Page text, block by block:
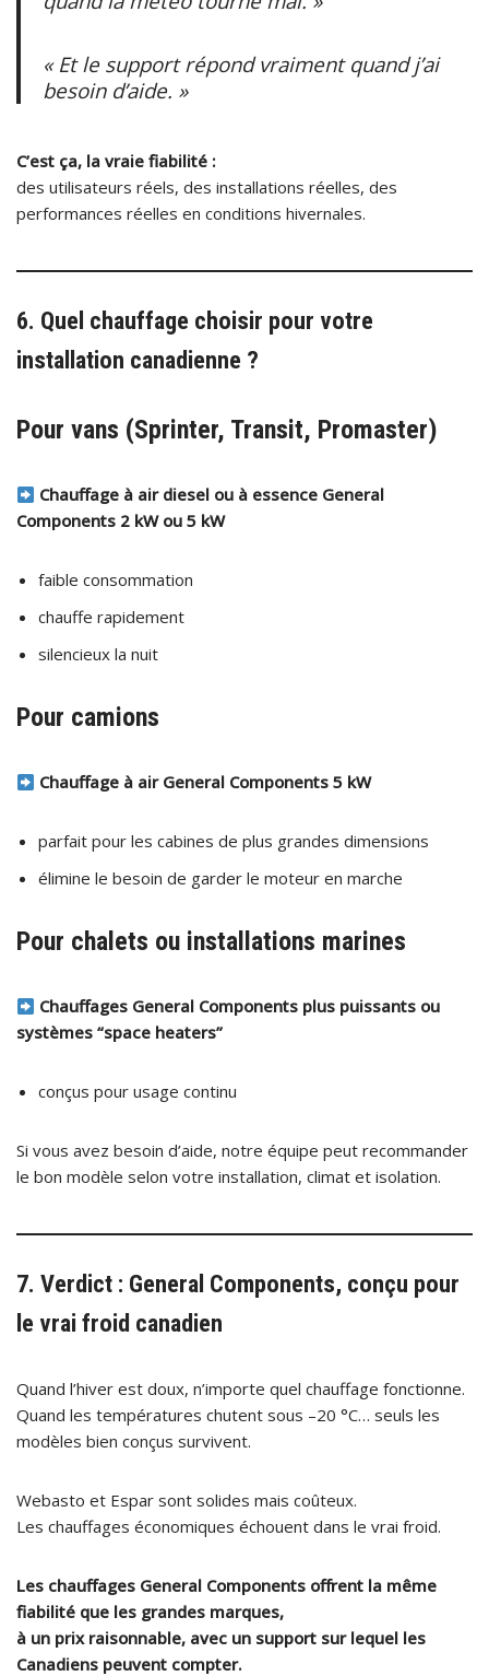
« Et le support répond vraiment quand j’ai
besoin d’aide. »
C’est ça, la vraie fiabilité :
des utilisateurs réels, des installations réelles, des
performances réelles en conditions hivernales.
6. Quel chauffage choisir pour votre
installation canadienne ?
Pour vans (Sprinter, Transit, Promaster)
Chauffage à air diesel ou à essence General
Components 2 kW ou 5 kW
faible consommation
chauffe rapidement
silencieux la nuit
Pour camions
Chauffage à air General Components 5 kW
parfait pour les cabines de plus grandes dimensions
élimine le besoin de garder le moteur en marche
Pour chalets ou installations marines
Chauffages General Components plus puissants ou
systèmes “space heaters”
conçus pour usage continu
Si vous avez besoin d’aide, notre équipe peut recommander
le bon modèle selon votre installation, climat et isolation.
7. Verdict : General Components, conçu pour
le vrai froid canadien
Quand l’hiver est doux, n’importe quel chauffage fonctionne.
Quand les températures chutent sous –20 °C… seuls les
modèles bien conçus survivent.
Webasto et Espar sont solides mais coûteux.
Les chauffages économiques échouent dans le vrai froid.
Les chauffages General Components offrent la même
fiabilité que les grandes marques,
à un prix raisonnable, avec un support sur lequel les
Canadiens peuvent compter.